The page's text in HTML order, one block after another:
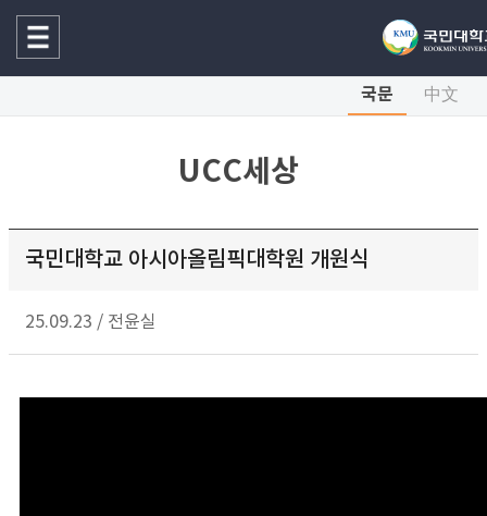
국문 中文
UCC세상
국민대학교 아시아올림픽대학원 개원식
25.09.23 / 전윤실